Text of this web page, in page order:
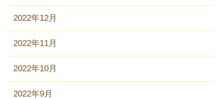
2022年12月
2022年11月
2022年10月
2022年9月